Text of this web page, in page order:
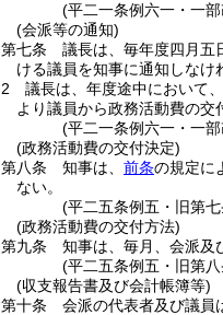
(平二一条例六一・一
(会派等の通知)
第七条
議長は、毎年度四月五
ける議員を知事に通知しなけ
2
議長は、年度途中において
より議員から政務活動費の交
(平二一条例六一・一
(政務活動費の交付決定)
第八条
知事は、 前条の規定に
ない。
(平二五条例五・旧第
(政務活動費の交付方法)
第九条
知事は、毎月、会派及
(平二五条例五・旧第
(収支報告書及び会計帳簿等)
第十条
会派の代表者及び議員